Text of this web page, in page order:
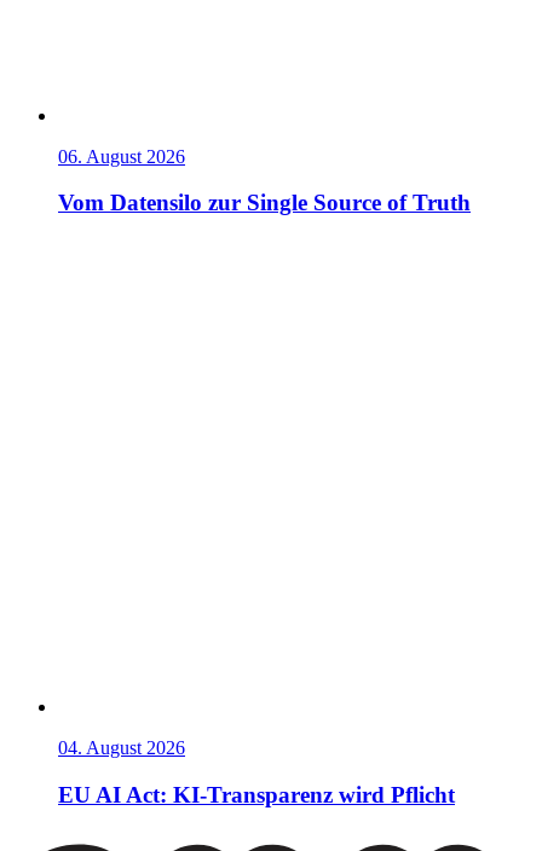
06. August 2026
Vom Datensilo zur Single Source of Truth
04. August 2026
EU AI Act: KI-Transparenz wird Pflicht